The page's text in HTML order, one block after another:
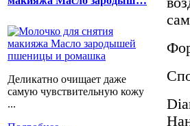
Деликатно очищает даже
самую чувствительную кожу
...